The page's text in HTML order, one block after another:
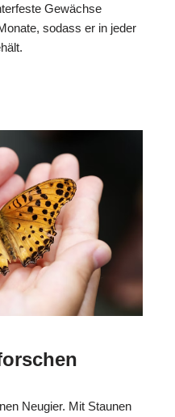
Gewächse
sodass er in jeder
Neugier. Mit Staunen